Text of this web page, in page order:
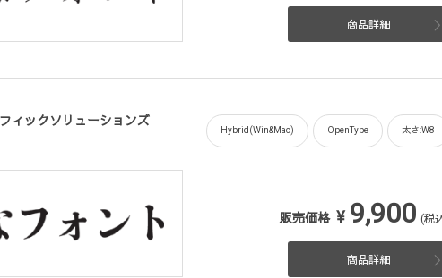
商品詳細
ィックソリューションズ Hybrid(Win&Mac) OpenType 太さ:W8
販売価格 ¥ 9,900 (税
商品詳細